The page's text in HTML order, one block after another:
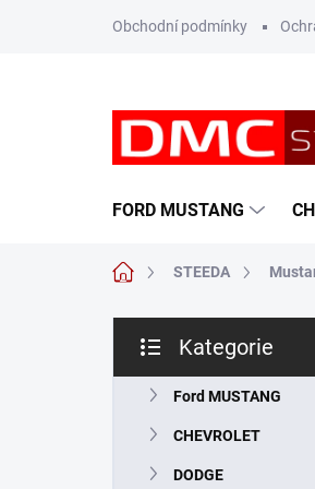
Obchodní podmínky
FORD MUSTANG
Domů STEEDA
s
kategorie
Kategorie
Ford MUSTANG
CHEVROLET
DODGE